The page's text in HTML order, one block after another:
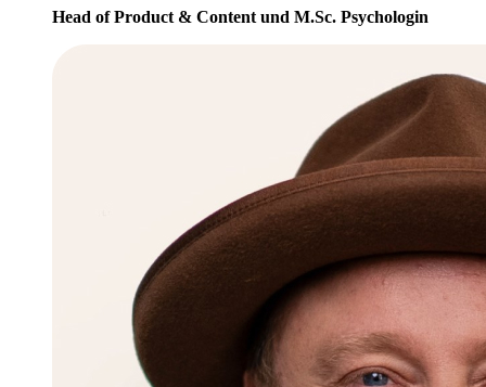
Head of Product & Content und M.Sc. Psychologin